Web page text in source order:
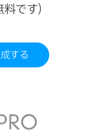
です）
する